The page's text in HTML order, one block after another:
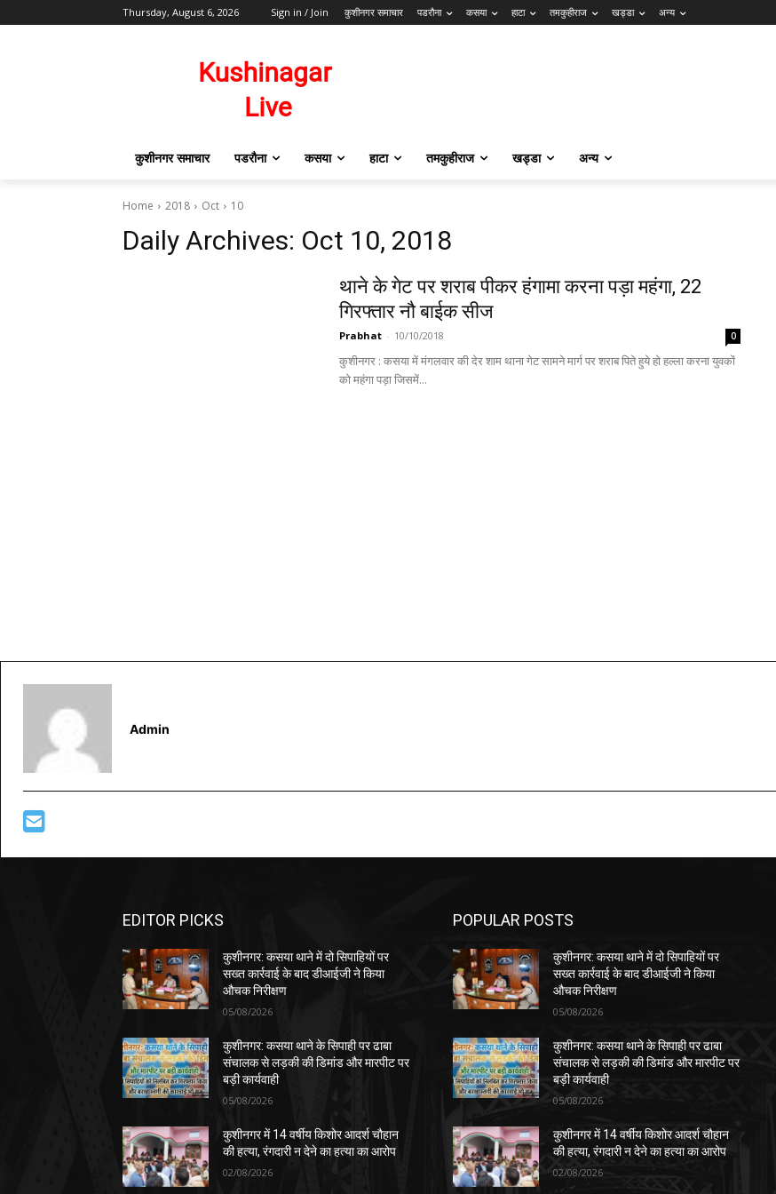
Thursday, August 6, 2026 Sign in / Join कुशीनगर समाचार पडरौना कसया हाटा तमकुहीराज खड्डा अन्य
कुशीनगर समाचार पडरौना कसया हाटा तमकुहीराज खड्डा अन्य
Home 2018 Oct 10
Daily Archives: Oct 10, 2018
थाने के गेट पर शराब पीकर हंगामा करना पड़ा महंगा, 22
गिरफ्तार नौ बाईक सीज
Prabhat - 10/10/2018 0
कुशीनगर : कसया में मंगलवार की देर शाम थाना गेट सामने मार्ग पर शराब पिते हुये हो हल्ला करना युवकों
को महंगा पड़ा जिसमें...
Admin
EDITOR PICKS
कुशीनगर: कसया थाने में दो सिपाहियों पर
सख्त कार्रवाई के बाद डीआईजी ने किया
औचक निरीक्षण
05/08/2026
कुशीनगर: कसया थाने के सिपाही पर ढाबा
संचालक से लड़की की डिमांड और मारपीट पर
बड़ी कार्यवाही
05/08/2026
कुशीनगर में 14 वर्षीय किशोर आदर्श चौहान
की हत्या, रंगदारी न देने का हत्या का आरोप
02/08/2026
POPULAR POSTS
कुशीनगर: कसया थाने में दो सिपाहियों पर
सख्त कार्रवाई के बाद डीआईजी ने किया
औचक निरीक्षण
05/08/2026
कुशीनगर: कसया थाने के सिपाही पर ढाबा
संचालक से लड़की की डिमांड और मारपीट पर
बड़ी कार्यवाही
05/08/2026
कुशीनगर में 14 वर्षीय किशोर आदर्श चौहान
की हत्या, रंगदारी न देने का हत्या का आरोप
02/08/2026